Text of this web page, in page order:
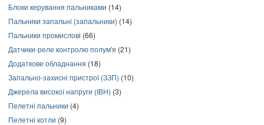
Блоки керування пальниками (14)
Пальники запальні (запальники) (14)
Пальники промислові (66)
Датчики-реле контролю полум'я (21)
Додаткове обладнання (18)
Запально-захисні пристрої (ЗЗП) (10)
Джерела високої напруги (ІВН) (3)
Пелетні пальники (4)
Пелетні котли (9)